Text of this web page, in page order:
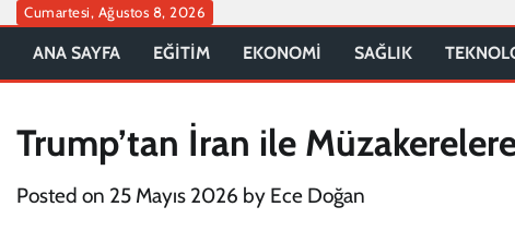
Skip
content
Cumartesi, Ağustos 8, 2026
ANA SAYFA EĞİTİM EKONOMİ SAĞLIK
Trump’tan İran ile
Posted on 25 Mayıs 2026 by Ece Doğan